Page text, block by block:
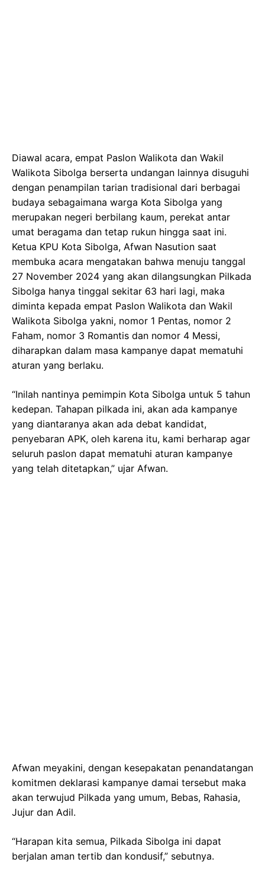
Diawal acara, empat Paslon Walikota dan Wakil
Walikota Sibolga berserta undangan lainnya disuguhi
dengan penampilan tarian tradisional dari berbagai
budaya sebagaimana warga Kota Sibolga yang
merupakan negeri berbilang kaum, perekat antar
umat beragama dan tetap rukun hingga saat ini.
Ketua KPU Kota Sibolga, Afwan Nasution saat
membuka acara mengatakan bahwa menuju tanggal
27 November 2024 yang akan dilangsungkan Pilkada
Sibolga hanya tinggal sekitar 63 hari lagi, maka
diminta kepada empat Paslon Walikota dan Wakil
Walikota Sibolga yakni, nomor 1 Pentas, nomor 2
Faham, nomor 3 Romantis dan nomor 4 Messi,
diharapkan dalam masa kampanye dapat mematuhi
aturan yang berlaku.
“Inilah nantinya pemimpin Kota Sibolga untuk 5 tahun
kedepan. Tahapan pilkada ini, akan ada kampanye
yang diantaranya akan ada debat kandidat,
penyebaran APK, oleh karena itu, kami berharap agar
seluruh paslon dapat mematuhi aturan kampanye
yang telah ditetapkan,” ujar Afwan.
Afwan meyakini, dengan kesepakatan penandatangan
komitmen deklarasi kampanye damai tersebut maka
akan terwujud Pilkada yang umum, Bebas, Rahasia,
Jujur dan Adil.
“Harapan kita semua, Pilkada Sibolga ini dapat
berjalan aman tertib dan kondusif,” sebutnya.